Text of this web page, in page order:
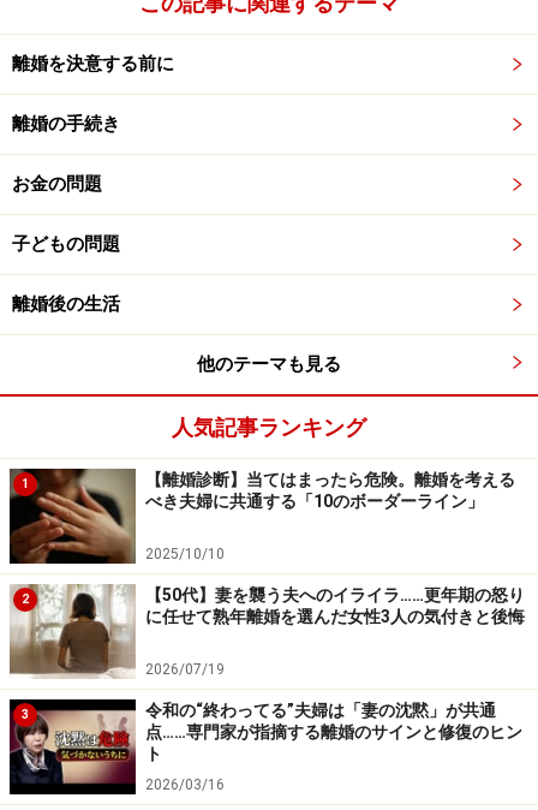
ところで喧嘩というよりは意見調整という話し合い
い争いをしている両親の姿を目にする子どもは、
「ちょっとでも気に入らないことがあったら徹底的
います。こんな両親の姿を見せつけられては、思い
やりの心を持って相手の気持ちになる、時には相手
に譲ることも大切、という心は育たないでしょう。
夫が極端な亭主関白か妻が鬼嫁
いくら夫婦間でこの主従関係がうまい具合で成り立
響を及ぼしてしまうことがあるので要注意です。気
づかぬうちに「人をアゴでこきつかっていいのだ、
あんなに威張っていてもいいのだ、何を言っても周
りは自分の言うことを聞いてくれるのだ」と子ども
に刷り込んでいることになってしまいます。
家事を手伝わない夫、それに対し腹を立てている妻
妻が夫に家事を手伝って欲しい、手を貸して欲しい
という状況がそこにあるのに、夫は気づかないか見
て見ぬフリか、堂々と拒否。つまり、そこには夫の
思いやりの欠如、わがままということが見て取れま
す。このような父親の姿勢を反面教師にする方向で
離婚を決意する前に
離婚の手続き
お金の問題
子どもの問題
離婚後の生活
他のテーマも見る
人気記事ランキング
1
【離婚診断】当てはまったら危険。離婚を考える
べき夫婦に共通する「10のボーダーライン」
2025/10/10
2
【50代】妻を襲う夫へのイライラ……更年期の怒り
に任せて熟年離婚を選んだ女性3人の気付きと後悔
2026/07/19
3
令和の“終わってる”夫婦は「妻の沈黙」が共通
点……専門家が指摘する離婚のサインと修復のヒン
ト
2026/03/16